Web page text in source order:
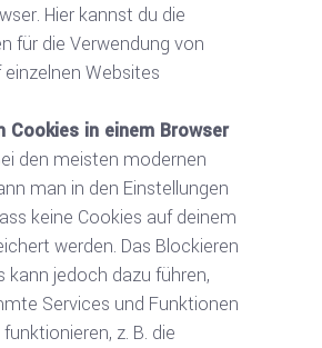
Hier kannst du die
für die Verwendung von
Websites
Cookies in einem Browser
den meisten modernen
man in den Einstellungen
keine Cookies auf deinem
werden. Das Blockieren
kann jedoch dazu führen,
Services und Funktionen
z. B. die